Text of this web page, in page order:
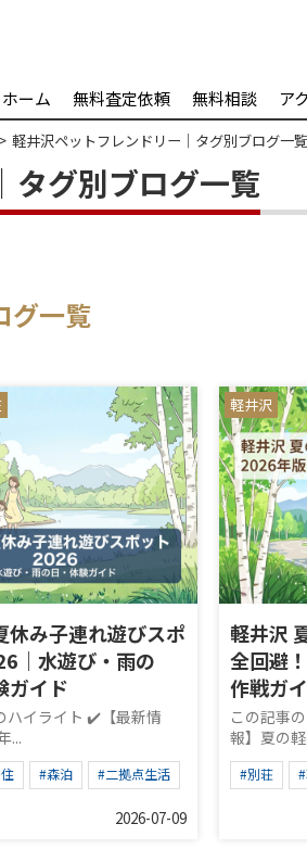
ホーム 無料査定依頼 無料相談 ア
軽井沢ペットフレンドリー｜タグ別ブログ一覧
タグ別ブログ一覧
グ一覧
休み子連れ遊びスポ
｜水遊び・雨の
ガイド
ハイライト ✔️【最新情
...
#森泊 #二拠点生活
2026-07-09
軽井沢
軽井沢
全回避
作戦ガ
この記事
報】夏の
#別荘